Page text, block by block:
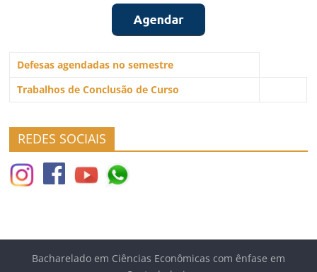
Defesas agendadas no semestre
Trabalhos de Conclusão de Curso
REDES SOCIAIS
Bacharelado em Ciências Econômicas com ênfase em